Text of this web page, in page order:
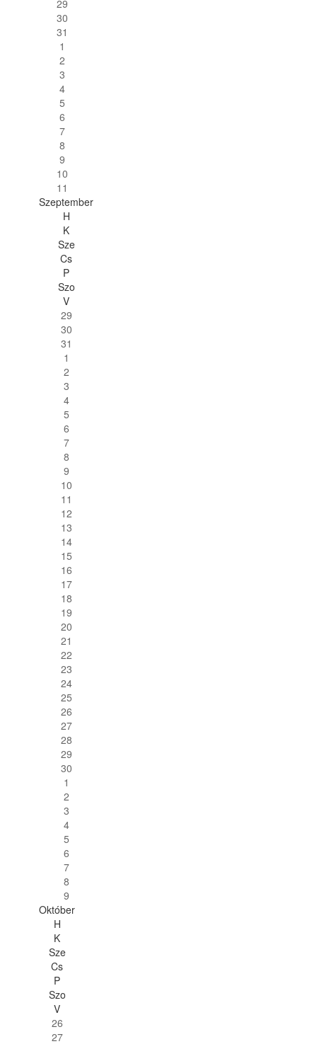
29
30
31
1
2
3
4
5
6
7
8
9
10
11
Szeptember
H
K
Sze
Cs
P
Szo
V
29
30
31
1
2
3
4
5
6
7
8
9
10
11
12
13
14
15
16
17
18
19
20
21
22
23
24
25
26
27
28
29
30
1
2
3
4
5
6
7
8
9
Október
H
K
Sze
Cs
P
Szo
V
26
27